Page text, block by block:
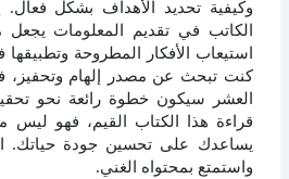
وكيفية تحديد الأهداف بشكل فعال.
الكاتب في تقديم المعلومات
استيعاب الأفكار المطروحة وتطبيقها
كنت تبحث عن مصدر إلهام وتحفيز،
العشر سيكون خطوة رائعة نحو
قراءة هذا الكتاب القيم، فهو
يساعدك على تحسين جودة حياتك.
واستمتع بمحتواه الغني.